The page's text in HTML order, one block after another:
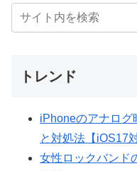
トレンド
iPhoneのアナログ
と対処法【iOS17
女性ロックバンド